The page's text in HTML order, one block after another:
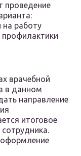
проведение
на работу
профилактики
врачебной
в данном
направление
итоговое
оформление